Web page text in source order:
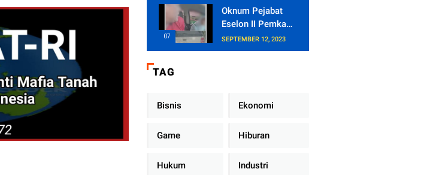
Oknum Pejabat
Eselon II Pemkab
Lampung Utara
Asik Ngobrol
Dinas
SEPTEMBER 12, 2023
TAG
Bisnis Ekonomi
Game Hiburan
Hukum Industri